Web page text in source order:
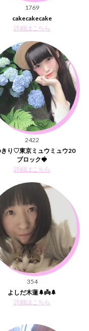
1769
cakecakecake
詳細はこちら
2422
り♡東京ミュウミュウ20
ブロック🍓
詳細はこちら
354
よしだ木蓮🌲👼🌲
詳細はこちら